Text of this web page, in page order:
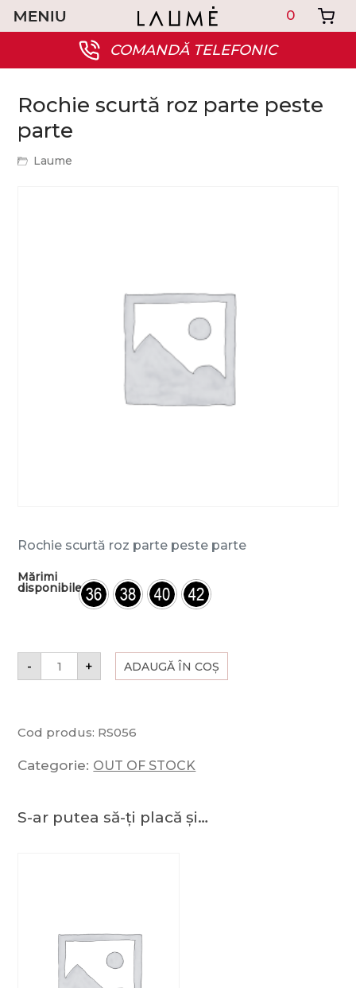
COMANDĂ TELEFONIC
0
Rochie scurtă roz parte peste
parte
Laume
Rochie scurtă roz parte peste parte
Mărimi
disponibile
- + ADAUGĂ ÎN COȘ
Cod produs: RS056
Categorie: OUT OF STOCK
S-ar putea să-ți placă și…